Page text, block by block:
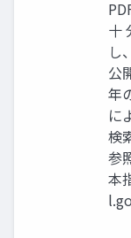
十
し
公
年
に
検
参
本